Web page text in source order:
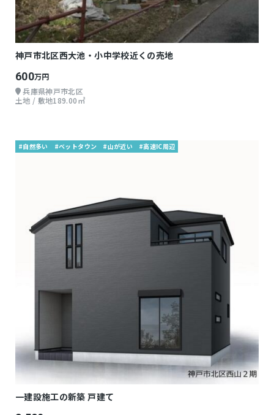
神戸市北区西大池・小中学校近くの売地
600万円
兵庫県神戸市北区
土地 / 敷地189.00㎡
#自然多い #ベットタウン #山が近い #高速IC周辺
一建設施工の新築 戸建て